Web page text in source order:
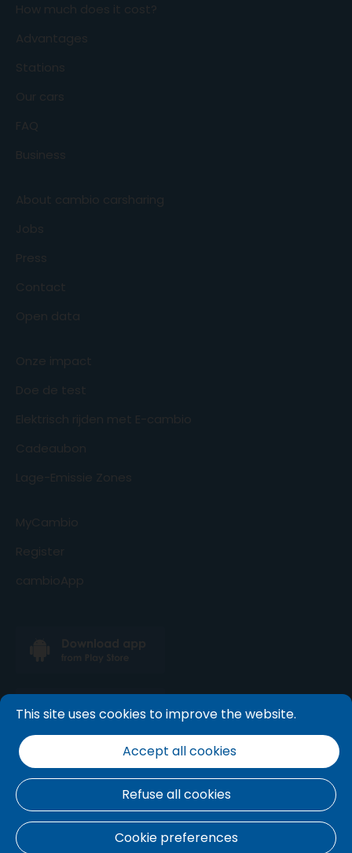
How much does it cost?
Advantages
Stations
Our cars
FAQ
Business
About cambio carsharing
Jobs
Press
Contact
Open data
Onze impact
Doe de test
Elektrisch rijden met E-cambio
Cadeaubon
Lage-Emissie Zones
MyCambio
Register
cambioApp
This site uses cookies to improve the website.
Cookie preferences
Refuse all cookies
Accept all cookies
Terms and conditions.Cookie policy.Privacy
disclaimer